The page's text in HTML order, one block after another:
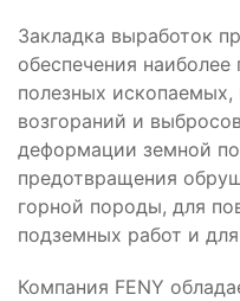
Закладка выработок
обеспечения наиболее
полезных
возгораний и
деформации земной
предотвращения
горной породы, для
подземных работ и
Компания FENY